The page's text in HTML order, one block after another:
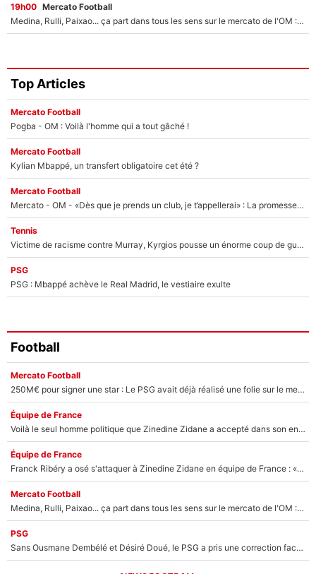
19h00 Mercato Football
Medina, Rulli, Paixao... ça part dans tous les sens sur le mercato de l'OM : Frank McCourt va enfin récupérer l'argent qu'il attend ?
Top Articles
Mercato Football
Pogba - OM : Voilà l'homme qui a tout gâché !
Mercato Football
Kylian Mbappé, un transfert obligatoire cet été ?
Mercato Football
Mercato - OM - «Dès que je prends un club, je t’appellerai» : La promesse de Marcelino au moment de claquer la porte
Tennis
Victime de racisme contre Murray, Kyrgios pousse un énorme coup de gueule !
PSG
PSG : Mbappé achève le Real Madrid, le vestiaire exulte
Football
Mercato Football
250M€ pour signer une star : Le PSG avait déjà réalisé une folie sur le mercato bien avant Neymar !
Équipe de France
Voilà le seul homme politique que Zinedine Zidane a accepté dans son entourage : «Je garde un très bon souvenir de lui»
Équipe de France
Franck Ribéry a osé s'attaquer à Zinedine Zidane en équipe de France : «Je n'aurais jamais fait ça»
Mercato Football
Medina, Rulli, Paixao... ça part dans tous les sens sur le mercato de l'OM : Frank McCourt va enfin récupérer l'argent qu'il attend ?
PSG
Sans Ousmane Dembélé et Désiré Doué, le PSG a pris une correction face à Majorque : Luis Enrique attend avec impatience des renforts !